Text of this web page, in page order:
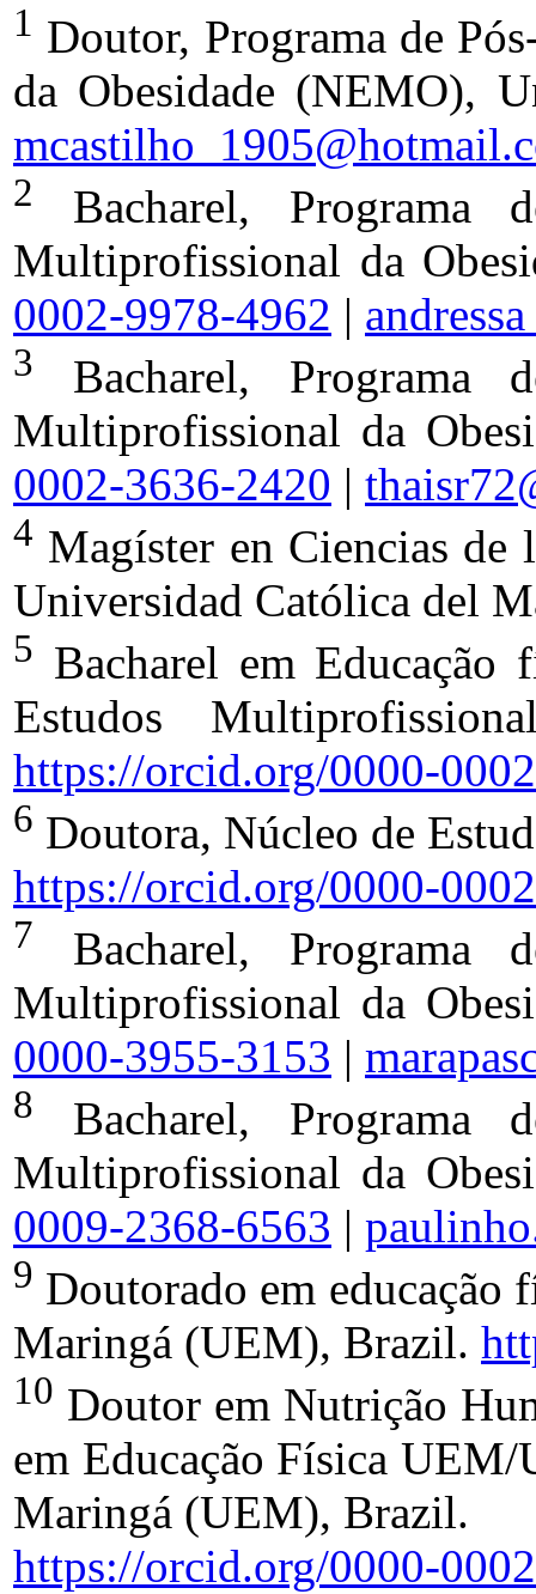
1 Doutor, Programa de
da Obesidade (NEMO),
2
Bacharel, Programa
Multiprofissional da
0002-9978-4962 |
3
Bacharel, Programa
Multiprofissional da
0002-3636-2420 |
4 Magíster en Ciencias de
Universidad Católica del
5 Bacharel em Educação
Estudos
https://orcid.org/0000-
6 Doutora, Núcleo de
https://orcid.org/0000-
7
Bacharel, Programa
Multiprofissional da
0000-3955-3153 |
8
Bacharel, Programa
Multiprofissional da
0009-2368-6563 |
9 Doutorado em educação
Maringá (UEM), Brazil.
10 Doutor em Nutrição
em Educação Física
Maringá (UEM), Brazil.
https://orcid.org/0000-